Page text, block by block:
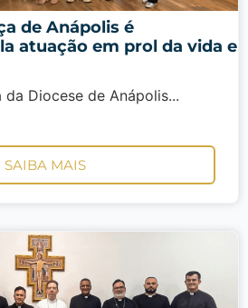
de Anápolis é
atuação em prol da vida e
Diocese de Anápolis...
SAIBA MAIS